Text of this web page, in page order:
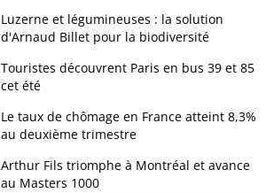
Luzerne et légumineuses : la solution
d'Arnaud Billet pour la biodiversité
Touristes découvrent Paris en bus 39 et 85
cet été
Le taux de chômage en France atteint 8,3%
au deuxième trimestre
Arthur Fils triomphe à Montréal et avance
au Masters 1000